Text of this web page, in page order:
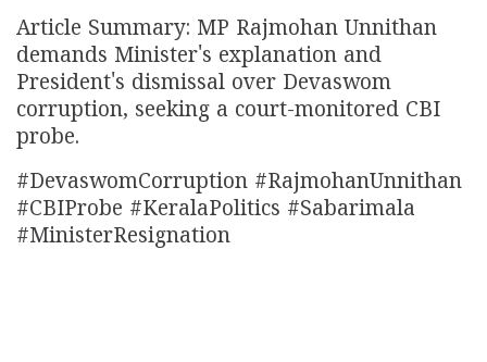
Article Summary: MP Rajmohan Unnithan
demands Minister's explanation and
President's dismissal over Devaswom
corruption, seeking a court-monitored CBI
probe.
#DevaswomCorruption #RajmohanUnnithan
#CBIProbe #KeralaPolitics #Sabarimala
#MinisterResignation